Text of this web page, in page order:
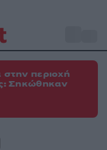
περιοχή
Σηκώθηκαν